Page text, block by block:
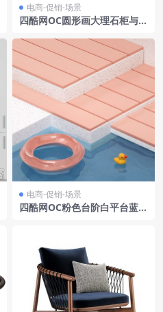
电商-促销-场景
四酷网OC圆形画大理石柜与平
电商-促销-场景
四酷网OC粉色台阶白平台蓝水